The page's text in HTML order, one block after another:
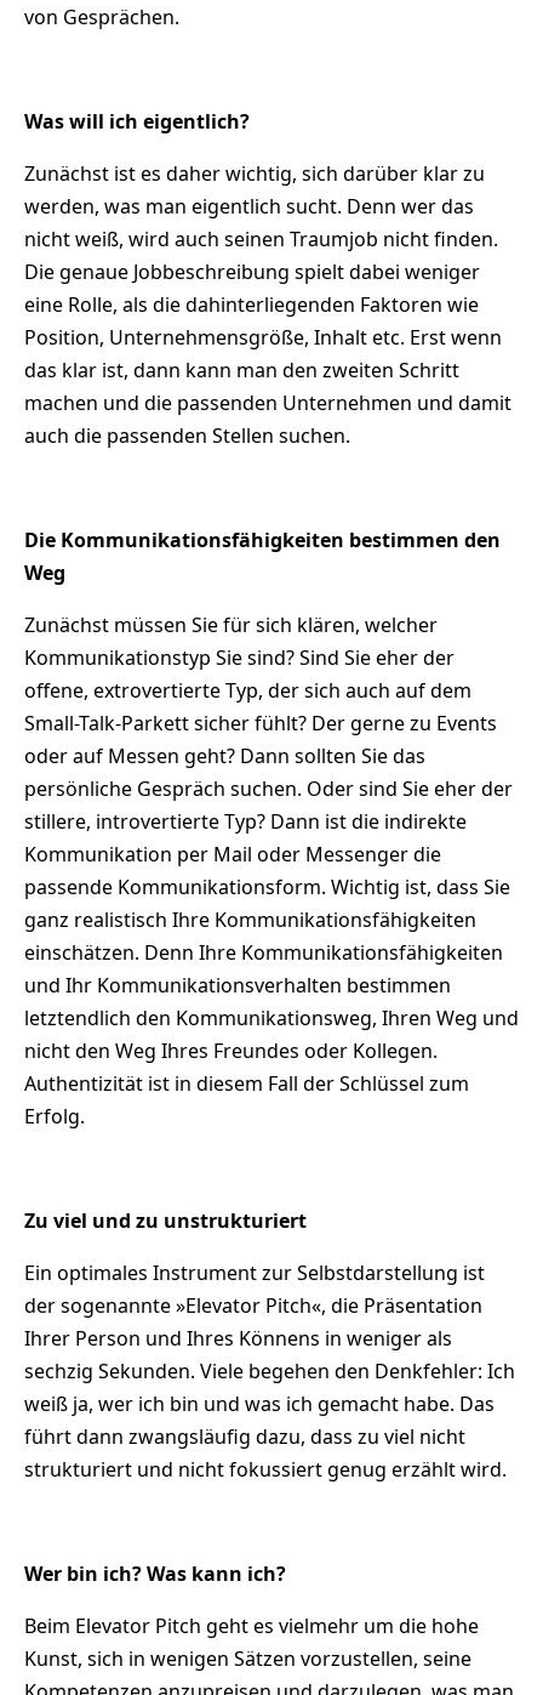
von Gesprächen.
Was will ich eigentlich?
Zunächst ist es daher wichtig, sich darüber klar zu
werden, was man eigentlich sucht. Denn wer das
nicht weiß, wird auch seinen Traumjob nicht finden.
Die genaue Jobbeschreibung spielt dabei weniger
eine Rolle, als die dahinterliegenden Faktoren wie
Position, Unternehmensgröße, Inhalt etc. Erst wenn
das klar ist, dann kann man den zweiten Schritt
machen und die passenden Unternehmen und damit
auch die passenden Stellen suchen.
Die Kommunikationsfähigkeiten bestimmen den
Weg
Zunächst müssen Sie für sich klären, welcher
Kommunikationstyp Sie sind? Sind Sie eher der
offene, extrovertierte Typ, der sich auch auf dem
Small-Talk-Parkett sicher fühlt? Der gerne zu Events
oder auf Messen geht? Dann sollten Sie das
persönliche Gespräch suchen. Oder sind Sie eher der
stillere, introvertierte Typ? Dann ist die indirekte
Kommunikation per Mail oder Messenger die
passende Kommunikationsform. Wichtig ist, dass Sie
ganz realistisch Ihre Kommunikationsfähigkeiten
einschätzen. Denn Ihre Kommunikationsfähigkeiten
und Ihr Kommunikationsverhalten bestimmen
letztendlich den Kommunikationsweg, Ihren Weg und
nicht den Weg Ihres Freundes oder Kollegen.
Authentizität ist in diesem Fall der Schlüssel zum
Erfolg.
Zu viel und zu unstrukturiert
Ein optimales Instrument zur Selbstdarstellung ist
der sogenannte »Elevator Pitch«, die Präsentation
Ihrer Person und Ihres Könnens in weniger als
sechzig Sekunden. Viele begehen den Denkfehler: Ich
weiß ja, wer ich bin und was ich gemacht habe. Das
führt dann zwangsläufig dazu, dass zu viel nicht
strukturiert und nicht fokussiert genug erzählt wird.
Wer bin ich? Was kann ich?
Beim Elevator Pitch geht es vielmehr um die hohe
Kunst, sich in wenigen Sätzen vorzustellen, seine